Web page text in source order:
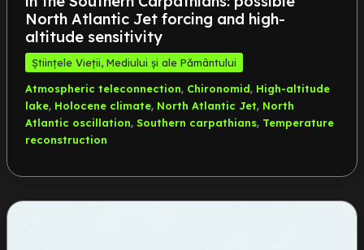
North Atlantic Jet forcing and high-
altitude sensitivity
Științele Vieții, Mediului și ale Pământului
Atmospheric teleconnection, Chironomid, High-altitude
lake, Holocene climate, North Atlantic Jet, North
Atlantic oscillation, Southern carpathians, Temperature
reconstruction